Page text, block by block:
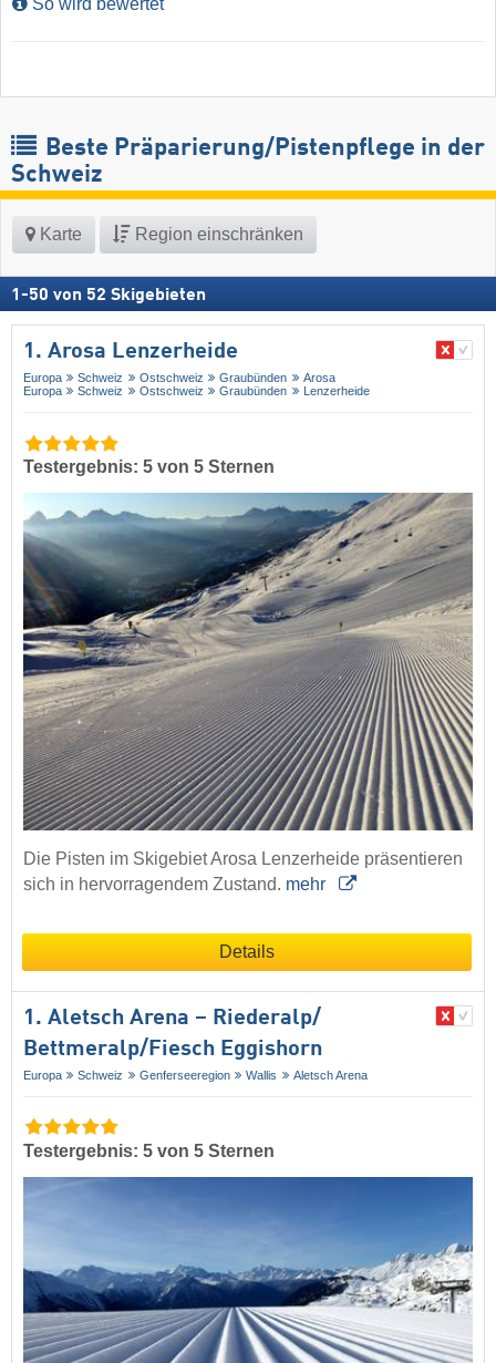
So wird bewertet
Beste Präparierung/Pistenpflege in der
Schweiz
Karte Region einschränken
1 -50 von 52 Skigebieten
1. Arosa Lenzerheide
Europa Schweiz Ostschweiz Graubünden
Arosa
Europa
Schweiz Ostschweiz Graubünden Lenzerheide
Testergebnis: 5 von 5 Sternen
Die Pisten im Skigebiet Arosa Lenzerheide präsentieren
sich in hervorragendem Zustand. mehr
Details
1. Aletsch Arena – Riederalp/​
Bettmeralp/​Fiesch Eggishorn
Europa Schweiz Genferseeregion Wallis Aletsch Arena
Testergebnis: 5 von 5 Sternen